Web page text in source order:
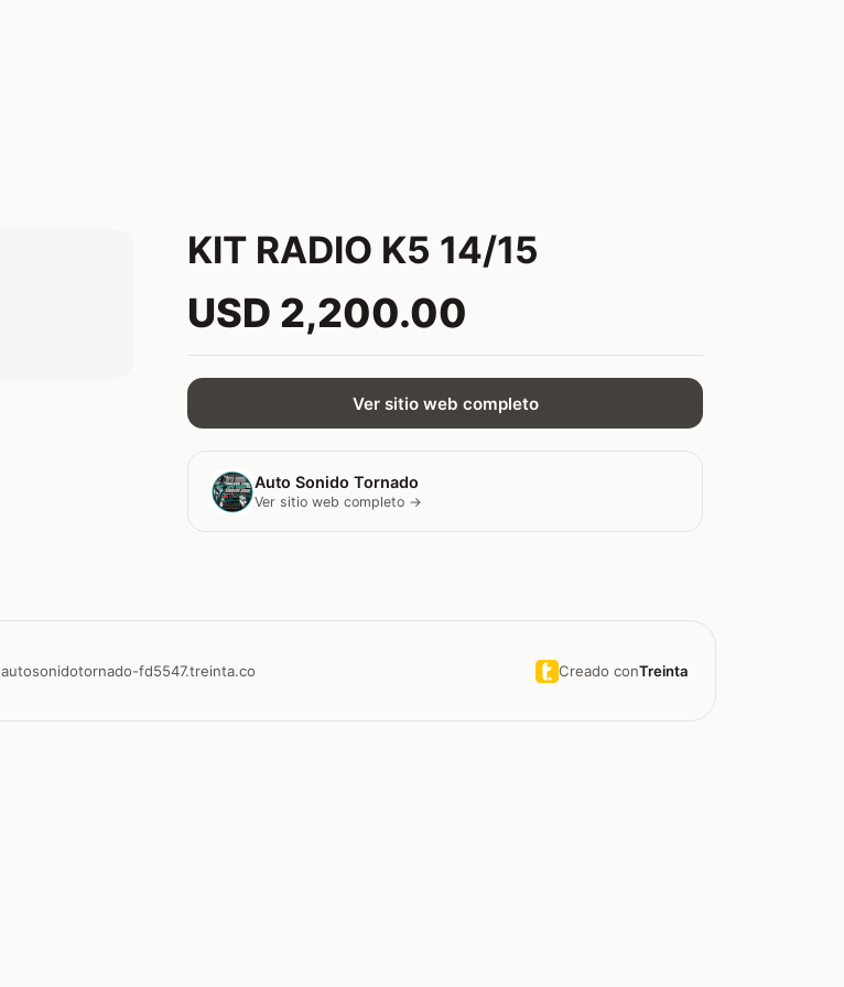
KIT RADIO K5 14/15
USD 2,200.00
Ver sitio web completo
Auto Sonido Tornado
Ver sitio web completo →
autosonidotornado-fd5547.treinta.co Creado conTreinta